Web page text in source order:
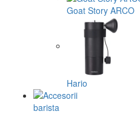
Goat Story ARCO
Hario